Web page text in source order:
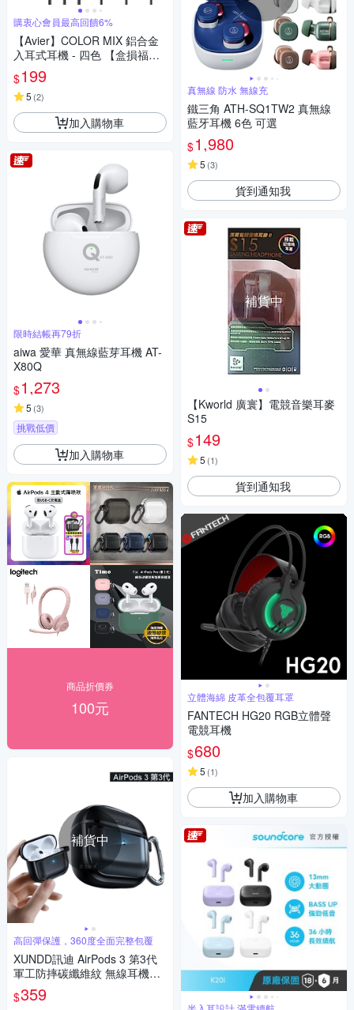
購衷心會員最高回饋6%
【Avier】COLOR MIX 鋁合金
入耳式耳機 - 四色 【盒損福利
品】
$199
5 (2)
加入購物車
限時結帳再79折
aiwa 愛華 真無線藍芽耳機 AT-
X80Q
$1,273
5 (3)
挑戰低價
加入購物車
商品折價券
100元
補貨中
高回彈保護，360度全面完整包覆
XUNDD訊迪 AirPods 3 第3代
軍工防摔碳纖維紋 無線耳機保
護殼套 附金屬扣環
$359
真無線 防水 無線充
鐵三角 ATH-SQ1TW2 真無線
藍牙耳機 6色 可選
$1,980
5 (3)
貨到通知我
補貨中
【Kworld 廣寰】電競音樂耳麥
S15
$149
5 (1)
貨到通知我
立體海綿 皮革全包覆耳罩
FANTECH HG20 RGB立體聲
電競耳機
$680
5 (1)
加入購物車